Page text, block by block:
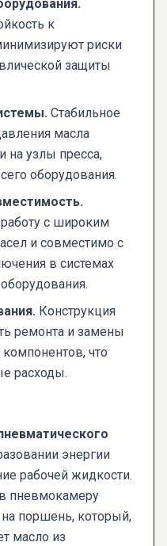
к
риски
защиты
Стабильное
масла
на узлы пресса,
оборудования.
работу с широким
и совместимо с
в системах
Конструкция
ремонта и замены
что
расходы.
энергии
рабочей жидкости.
пневмокамеру
на поршень, который,
масло из